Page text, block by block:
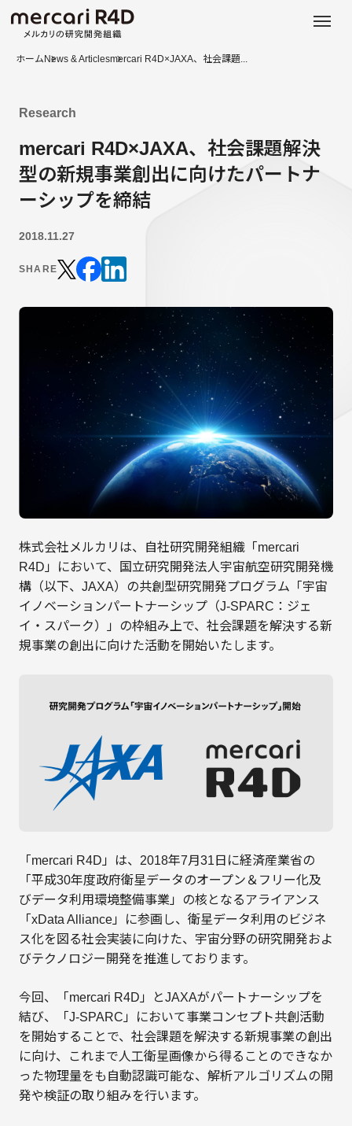
ホーム News & Articlesmercari R4D×JAXA、社会課題...
Research
mercari R4D×JAXA、社会課題解決
型の新規事業創出に向けたパートナ
ーシップを締結
2018.11.27
SHARE
株式会社メルカリは、自社研究開発組織「mercari
R4D」において、国立研究開発法人宇宙航空研究開発機
構（以下、JAXA）の共創型研究開発プログラム「宇宙
イノベーションパートナーシップ（J-SPARC：ジェ
イ・スパーク）」の枠組み上で、社会課題を解決する新
規事業の創出に向けた活動を開始いたします。
「mercari R4D」は、2018年7月31日に経済産業省の
「平成30年度政府衛星データのオープン＆フリー化及
びデータ利用環境整備事業」の核となるアライアンス
「xData Alliance」に参画し、衛星データ利用のビジネ
ス化を図る社会実装に向けた、宇宙分野の研究開発およ
びテクノロジー開発を推進しております。
今回、「mercari R4D」とJAXAがパートナーシップを
結び、「J-SPARC」において事業コンセプト共創活動
を開始することで、社会課題を解決する新規事業の創出
に向け、これまで人工衛星画像から得ることのできなか
った物理量をも自動認識可能な、解析アルゴリズムの開
発や検証の取り組みを行います。